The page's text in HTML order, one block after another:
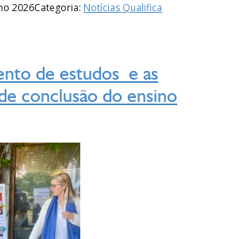
2026Categoria: Notícias Qualifica
de estudos e as
conclusão do ensino